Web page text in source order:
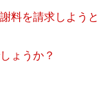
料を請求しようと
ょうか？